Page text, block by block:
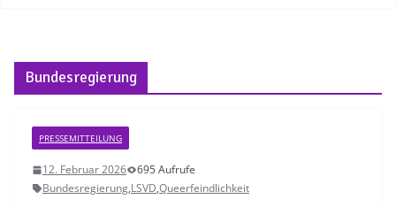
Bundesregierung
PRESSEMITTEILUNG
12. Februar 2026
695 Aufrufe
Bundesregierung,LSVD,Queerfeindlichkeit